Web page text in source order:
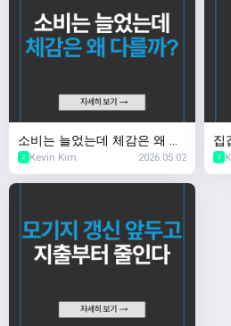
소비는 늘었는데 체감은 왜 다
를까?
2 Kevin Kim 2026.05.02
집
어
2